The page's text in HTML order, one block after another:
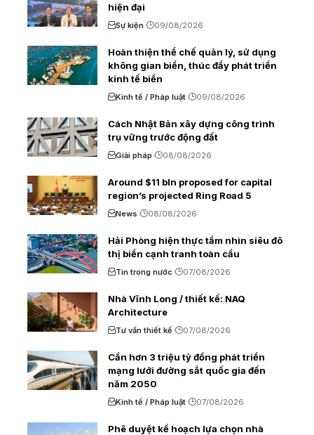
hiện đại
Sự kiện 09/08/2026
Hoàn thiện thể chế quản lý, sử dụng
không gian biển, thúc đẩy phát triển
kinh tế biển
Kinh tế / Pháp luật 09/08/2026
Cách Nhật Bản xây dựng công trình
trụ vững trước động đất
Giải pháp 08/08/2026
Around $11 bln proposed for capital
region’s projected Ring Road 5
News 08/08/2026
Hải Phòng hiện thực tầm nhìn siêu đô
thị biển cạnh tranh toàn cầu
Tin trong nước 07/08/2026
Nhà Vĩnh Long / thiết kế: NAQ
Architecture
Tư vấn thiết kế 07/08/2026
Cần hơn 3 triệu tỷ đồng phát triển
mạng lưới đường sắt quốc gia đến
năm 2050
Kinh tế / Pháp luật 07/08/2026
Phê duyệt kế hoạch lựa chọn nhà